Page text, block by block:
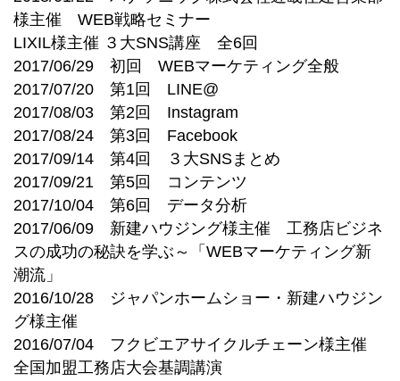
様主催 WEB戦略セミナー
LIXIL様主催 ３大SNS講座 全6回
2017/06/29 初回 WEBマーケティング全般
2017/07/20 第1回 LINE@
2017/08/03 第2回 Instagram
2017/08/24 第3回 Facebook
2017/09/14 第4回 ３大SNSまとめ
2017/09/21 第5回 コンテンツ
2017/10/04 第6回 データ分析
2017/06/09 新建ハウジング様主催 工務店ビジネ
スの成功の秘訣を学ぶ～「WEBマーケティング新
潮流」
2016/10/28 ジャパンホームショー・新建ハウジン
グ様主催
2016/07/04 フクビエアサイクルチェーン様主催
全国加盟工務店大会基調講演